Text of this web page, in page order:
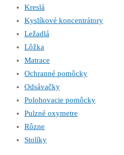
Kreslá
Kyslíkové koncentrátory
Ležadlá
Lôžka
Matrace
Ochranné pomôcky
Odsávačky
Polohovacie pomôcky
Pulzné oxymetre
Rôzne
Stolíky